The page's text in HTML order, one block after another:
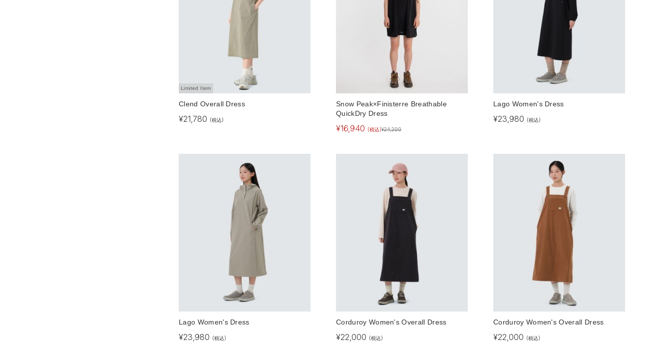
Limited Item
Clend Overall Dress
¥21,780 (税込)
Snow Peak×Finisterre Breathable
QuickDry Dress
¥16,940 (税込)¥24,200
Lago Women's Dress
¥23,980 (税込)
Lago Women's Dress
¥23,980 (税込)
Corduroy Women's Overall Dress
¥22,000 (税込)
Corduroy Women's Overall Dress
¥22,000 (税込)